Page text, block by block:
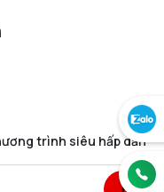
trình siêu hấp dẫn